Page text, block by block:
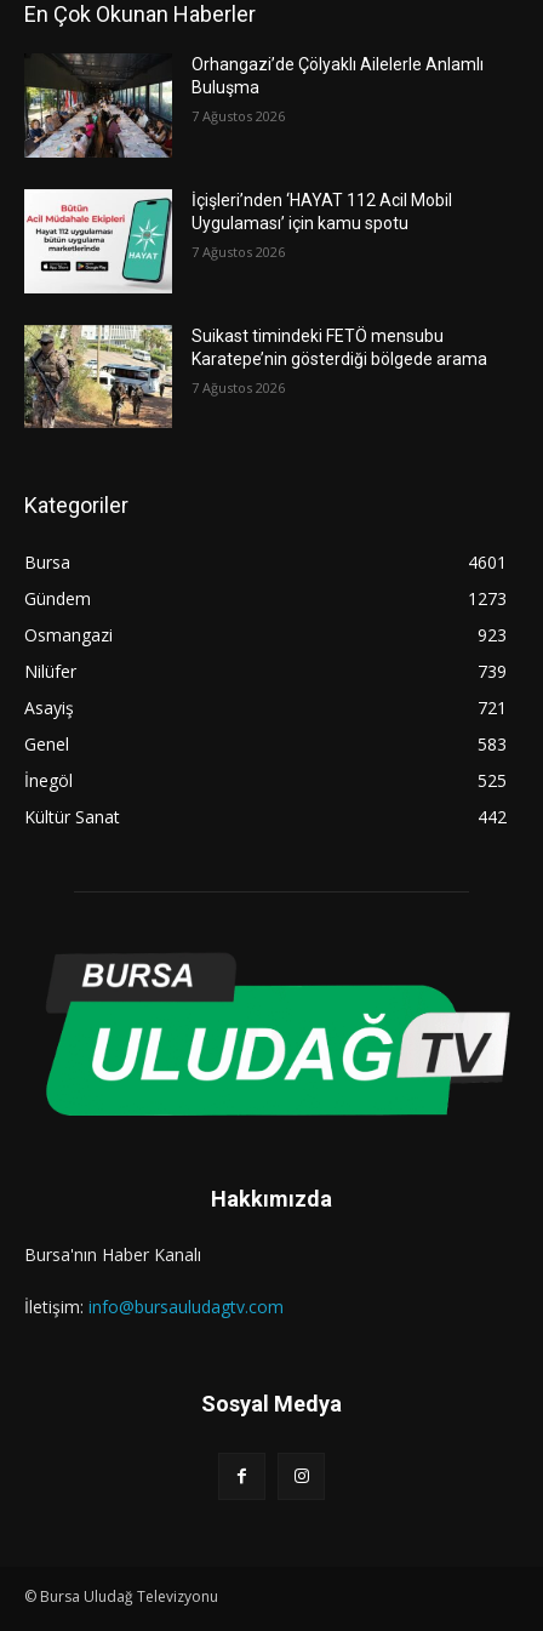
En Çok Okunan Haberler
Orhangazi’de Çölyaklı Ailelerle Anlamlı
Buluşma
7 Ağustos 2026
İçişleri’nden ‘HAYAT 112 Acil Mobil
Uygulaması’ için kamu spotu
7 Ağustos 2026
Suikast timindeki FETÖ mensubu
Karatepe’nin gösterdiği bölgede arama
7 Ağustos 2026
Kategoriler
Bursa
4601
Gündem
1273
Osmangazi
923
Nilüfer
739
Asayiş
721
Genel
583
İnegöl
525
Kültür Sanat
442
Hakkımızda
Bursa'nın Haber Kanalı
İletişim: info@bursauludagtv.com
Sosyal Medya
© Bursa Uludağ Televizyonu